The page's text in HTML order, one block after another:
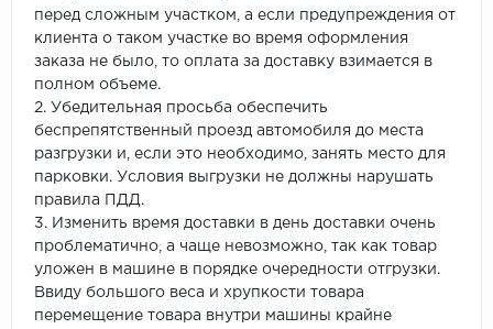
перед сложным участком, а если предупреждения от
клиента о таком участке во время оформления
заказа не было, то оплата за доставку взимается в
полном объеме.
2. Убедительная просьба обеспечить
беспрепятственный проезд автомобиля до места
разгрузки и, если это необходимо, занять место для
парковки. Условия выгрузки не должны нарушать
правила ПДД.
3. Изменить время доставки в день доставки очень
проблематично, а чаще невозможно, так как товар
уложен в машине в порядке очередности отгрузки.
Ввиду большого веса и хрупкости товара
перемещение товара внутри машины крайне